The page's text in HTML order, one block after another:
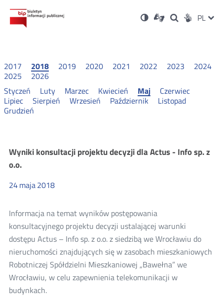
Ustawienia
Wersja
kontrastowa
Dla
niesłyszących
OtwórzOtwórz
w
Otwórz
w
Social PL
2017 2018 2019 2020 2021 2022 2023
2024
2025
2026
Styczeń
Luty Marzec Kwiecień Maj
Czerwiec
Lipiec
Sierpień Wrzesień Październik
Listopad
Grudzień
Konsultacje
konsultacji
2018
Wyniki konsultacji projektu decyzji dla Actus - Info sp. z
o.o.
24maja2018
Informacja na temat wyników postępowania
konsultacyjnego projektu decyzji ustalającej warunki
dostępu Actus – Info sp. z o.o. z siedzibą we Wrocławiu do
nieruchomości znajdujących się w zasobach mieszkaniowych
Robotniczej Spółdzielni Mieszkaniowej „Bawełna” we
Wrocławiu, w celu zapewnienia telekomunikacji w
budynkach.